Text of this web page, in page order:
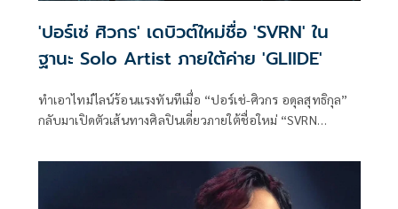
'ปอร์เช่ ศิวกร' เดบิวต์ใหม่ชื่อ 'SVRN' ใน
ฐานะ Solo Artist ภายใต้ค่าย 'GLIIDE'
ทำเอาไทม์ไลน์ร้อนแรงทันทีเมื่อ “ปอร์เช่-ศิวกร อดุลสุทธิกุล”
กลับมาเปิดตัวเส้นทางศิลปินเดี่ยวภายใต้ชื่อใหม่ “SVRN
“GLIIDE” โปรเจกต์ดนตรีระดับอินเตอร์จากความร่วมมือ
ระหว่าง GMM MUSIC และ Warner Music Asia